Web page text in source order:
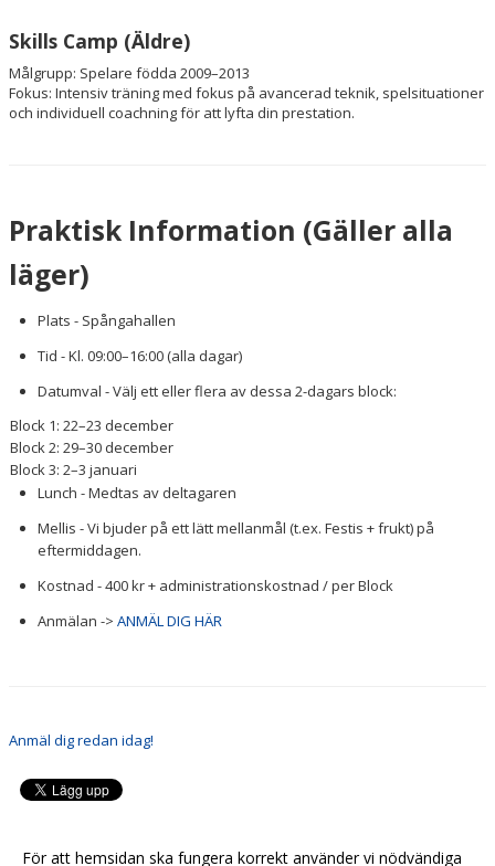
Skills Camp (Äldre)
Målgrupp: Spelare födda 2009–2013
Fokus: Intensiv träning med fokus på avancerad teknik, spelsituationer
och individuell coachning för att lyfta din prestation.
Praktisk Information (Gäller alla
läger)
Plats - Spångahallen
Tid - Kl. 09:00–16:00 (alla dagar)
Datumval - Välj ett eller flera av dessa 2-dagars block:
Block 1: 22–23 december
Block 2: 29–30 december
Block 3: 2–3 januari
Lunch - Medtas av deltagaren
Mellis - Vi bjuder på ett lätt mellanmål (t.ex. Festis + frukt) på
eftermiddagen.
Kostnad - 400 kr + administrationskostnad / per Block
Anmälan -> ANMÄL DIG HÄR
Anmäl dig redan idag!
För att hemsidan ska fungera korrekt använder vi nödvändiga